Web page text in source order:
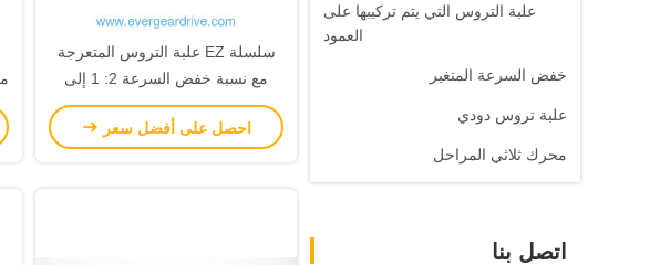
علبة التروس التي يتم تركيبها على
العمود
خفض السرعة المتغير
علبة تروس دودي
محرك ثلاثي المراحل
اتصل بنا
سلسلة EZ علبة التروس المتعرجة
مع نسبة خفض السرعة 2: 1 إلى
5:1، عزم دوران الخروج تصل إلى
5700Nm، وانخفاض الضوضاء
احصل على أفضل سعر